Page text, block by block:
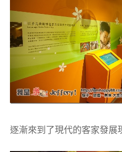
逐漸來到了現代的客家發展